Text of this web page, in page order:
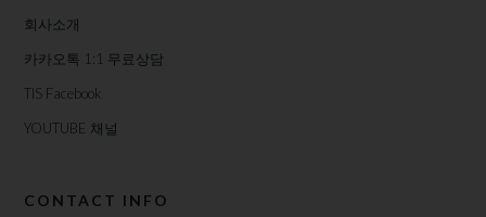
회사소개
카카오톡 1:1 무료상담
TIS Facebook
YOUTUBE 채널
CONTACT INFO